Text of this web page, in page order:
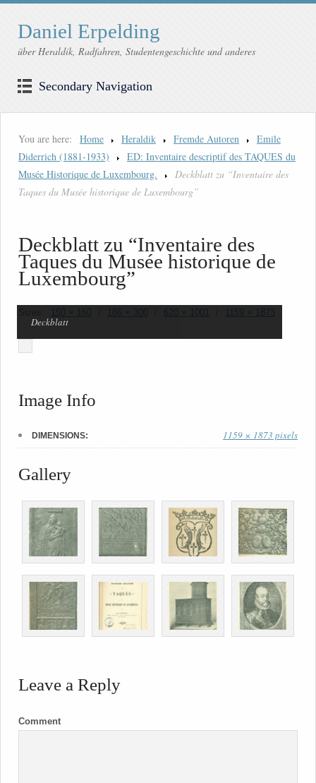
Daniel Erpelding
über Heraldik, Radfahren, Studentengeschichte und anderes
Secondary Navigation
You are here: Home Heraldik Fremde Autoren
Emile
Diderrich (1881-1933)
ED: Inventaire descriptif des TAQUES du
Musée Historique de Luxembourg.
Deckblatt zu “Inventaire des
Taques du Musée historique de Luxembourg”
Deckblatt zu “Inventaire des
Taques du Musée historique de
Luxembourg”
150 × 150 186 × 300 620 × 1001 1159 × 1873
Deckblatt
Image Info
DIMENSIONS: 1159 × 1873 pixels
Gallery
Leave a Reply
Comment